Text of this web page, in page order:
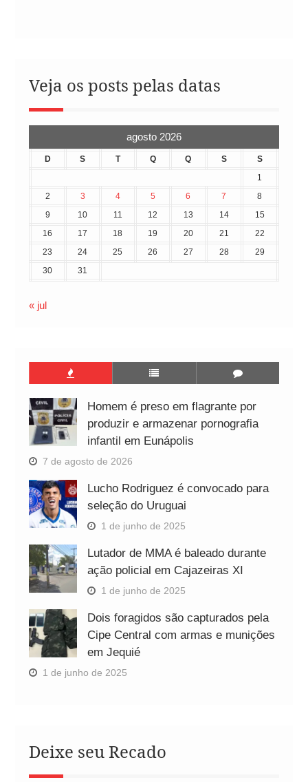
Veja os posts pelas datas
agosto 2026
D S T Q Q S
S
1
2
3 4 5 6 7
8
9
10 11 12 13 14
15
16
17 18 19 20 21
22
23
24 25 26 27 28
29
30
31
« jul
Homem é preso em flagrante por
produzir e armazenar pornografia
infantil em Eunápolis
7 de agosto de 2026
Lucho Rodriguez é convocado para
seleção do Uruguai
1 de junho de 2025
Lutador de MMA é baleado durante
ação policial em Cajazeiras XI
1 de junho de 2025
Dois foragidos são capturados pela
Cipe Central com armas e munições
em Jequié
1 de junho de 2025
Deixe seu Recado